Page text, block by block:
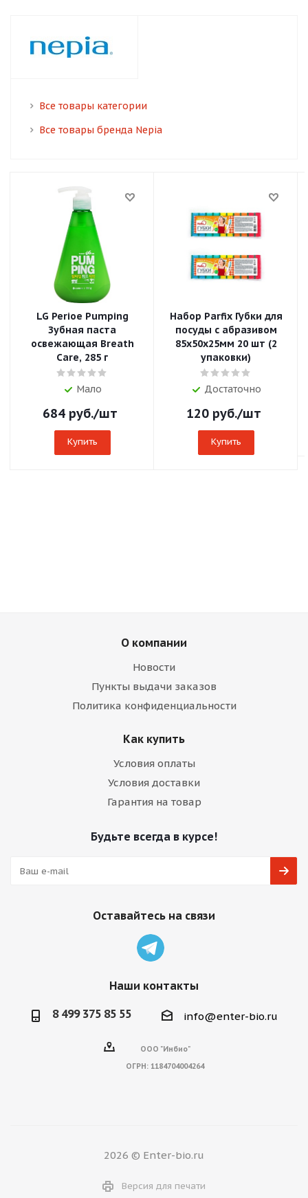
Все товары категории
Все товары бренда Nepia
LG Perioe Pumping
Зубная паста
освежающая Breath
Care, 285 г
Мало
684руб./шт
Купить
Набор Parfix Губки для
посуды с абразивом
85х50х25мм 20 шт (2
упаковки)
Достаточно
120руб./шт
Купить
О компании
Новости
Пункты выдачи заказов
Политика конфиденциальности
Как купить
Условия оплаты
Условия доставки
Гарантия на товар
Будьте всегда в курсе!
Оставайтесь на связи
Наши контакты
8 499 375 85 55 info@enter-bio.ru
ООО "Инбио"
ОГРН: 1184704004264
2026 © Enter-bio.ru
Версия для печати